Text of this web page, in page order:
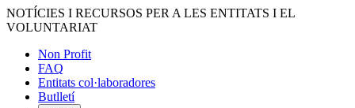
Vés
al
NOTÍCIES I RECURSOS PER A LES ENTITATS I EL
VOLUNTARIAT
Menú
del
Non Profit
FAQ
Entitats col·laboradores
Butlletí